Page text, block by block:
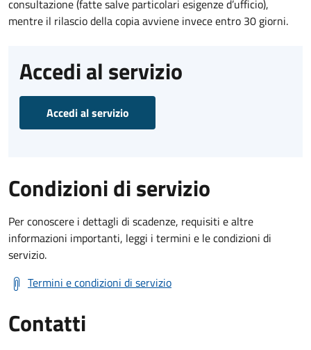
consultazione (fatte salve particolari esigenze d’ufficio),
mentre il rilascio della copia avviene invece entro 30 giorni.
Accedi al servizio
Accedi al servizio
Condizioni di servizio
Per conoscere i dettagli di scadenze, requisiti e altre
informazioni importanti, leggi i termini e le condizioni di
servizio.
Termini e condizioni di servizio
Contatti